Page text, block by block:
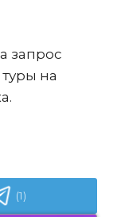
запрос
на
(1)